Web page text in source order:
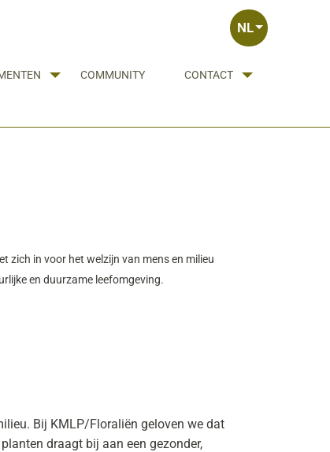
NL
COMMUNITY CONTACT
zich in voor het welzijn van mens en milieu
en duurzame leefomgeving.
Bij KMLP/Floraliën geloven we dat
draagt bij aan een gezonder,